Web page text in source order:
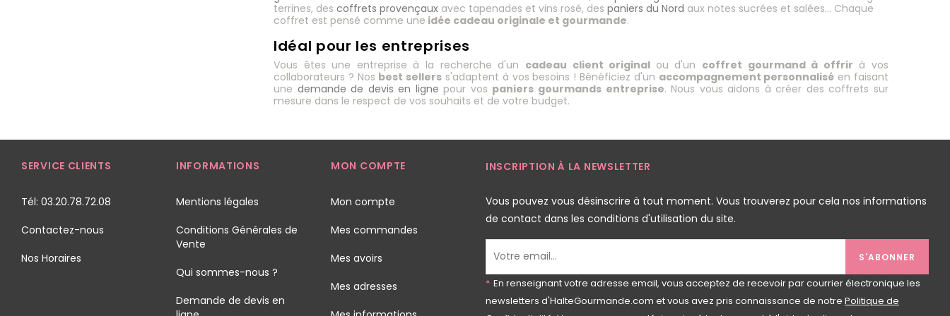
terrines, des coffrets provençaux avec tapenades et vins rosé, des paniers du Nord aux notes sucrées et salées… Chaque
coffret est pensé comme une idée cadeau originale et gourmande.
Idéal pour les entreprises
Vous êtes une entreprise à la recherche d'un cadeau client original ou d'un coffret gourmand à offrir à vos
collaborateurs ? Nos best sellers s'adaptent à vos besoins ! Bénéficiez d'un accompagnement personnalisé en faisant
une demande de devis en ligne pour vos paniers gourmands entreprise. Nous vous aidons à créer des coffrets sur
mesure dans le respect de vos souhaits et de votre budget.
SERVICE CLIENTS
Tél: 03.20.78.72.08
Contactez-nous
Nos Horaires
INFORMATIONS
Mentions légales
Conditions Générales de
Vente
Qui sommes-nous ?
Demande de devis en
MON COMPTE
Mon compte
Mes commandes
Mes avoirs
Mes adresses
INSCRIPTION À LA NEWSLETTER
Vous pouvez vous désinscrire à tout moment. Vous trouverez pour cela nos informations
de contact dans les conditions d'utilisation du site.
S'ABONNER
* En renseignant votre adresse email, vous acceptez de recevoir par courrier électronique les
newsletters d'HalteGourmande.com et vous avez pris connaissance de notre Politique de